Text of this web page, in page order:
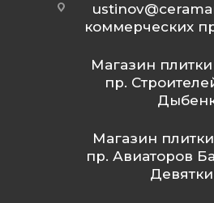
коммерческих
Магазин
пр.
Магазин
пр. Авиаторов